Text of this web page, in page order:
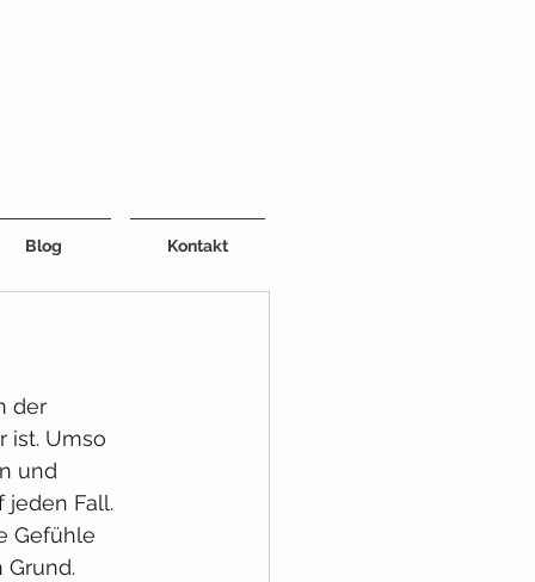
Blog Kontakt
der
ist. Umso
und
jeden Fall.
Gefühle
Grund.